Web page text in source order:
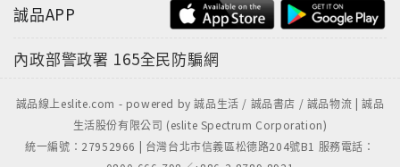
誠品APP
內政部警政署 165全民防騙網
誠品線上eslite.com - powered by 誠品生活 / 誠品書店 / 誠品物流 | 誠品
生活股份有限公司 (eslite Spectrum Corporation)
統一編號：27952966 | 台灣台北市信義區松德路204號B1 服務電話：